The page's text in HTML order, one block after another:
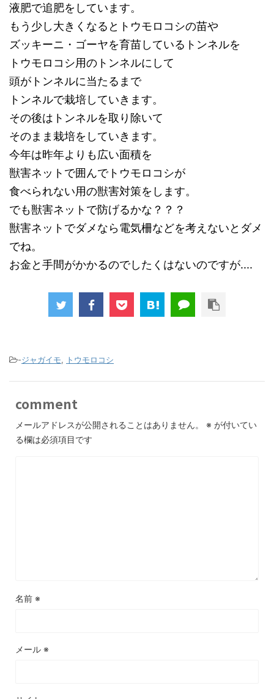
液肥で追肥をしています。
もう少し大きくなるとトウモロコシの苗や
ズッキーニ・ゴーヤを育苗しているトンネルを
トウモロコシ用のトンネルにして
頭がトンネルに当たるまで
トンネルで栽培していきます。
その後はトンネルを取り除いて
そのまま栽培をしていきます。
今年は昨年よりも広い面積を
獣害ネットで囲んでトウモロコシが
食べられない用の獣害対策をします。
でも獣害ネットで防げるかな？？？
獣害ネットでダメなら電気柵などを考えないとダメ
でね。
お金と手間がかかるのでしたくはないのですが....
-ジャガイモ, トウモロコシ
comment
メールアドレスが公開されることはありません。 ※ が付いてい
る欄は必須項目です
名前 ※
メール ※